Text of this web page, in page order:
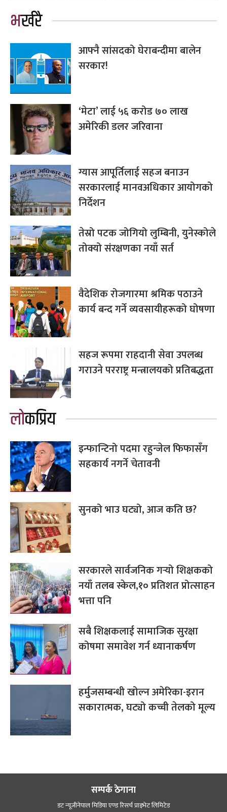
भर्खरै
आफ्नै सांसदको घेराबन्दीमा बालेन
सरकार!
‘मेटा’ लाई ५६ करोड ७० लाख
अमेरिकी डलर जरिवाना
ग्यास आपूर्तिलाई सहज बनाउन
सरकारलाई मानवअधिकार आयोगको
निर्देशन
तेस्रो पटक जोगियो लुम्बिनी, युनेस्कोले
तोक्यो संरक्षणका नयाँ सर्त
वैदेशिक रोजगारमा श्रमिक पठाउने
कार्य बन्द गर्ने व्यवसायीहरूको घोषणा
सहज रूपमा राहदानी सेवा उपलब्ध
गराउने परराष्ट्र मन्त्रालयको प्रतिबद्धता
लोकप्रिय
इन्फान्टिनो पदमा रहुन्जेल फिफासँग
सहकार्य नगर्ने चेतावनी
सुनको भाउ घट्यो, आज कति छ?
सरकारले सार्वजनिक गर्‍यो शिक्षकको
नयाँ तलब स्केल,१० प्रतिशत प्रोत्साहन
भत्ता पनि
सबै शिक्षकलाई सामाजिक सुरक्षा
कोषमा समावेश गर्न ध्यानाकर्षण
हर्मुजसम्बन्धी खोल्न अमेरिका-इरान
सकारात्मक, घट्यो कच्ची तेलको मूल्य
सम्पर्क ठेगाना
डट न्यूजीनेपाल मिडिया एण्ड रिसर्च प्राइभेट लिमिटेड